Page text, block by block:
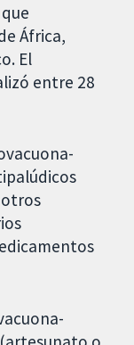
África,
El
entre 28
otros